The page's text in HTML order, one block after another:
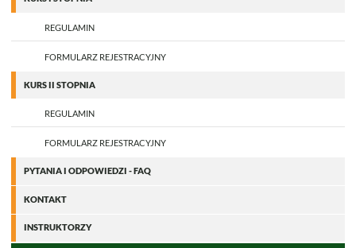
REGULAMIN
FORMULARZ REJESTRACYJNY
KURS II STOPNIA
REGULAMIN
FORMULARZ REJESTRACYJNY
PYTANIA I ODPOWIEDZI - FAQ
KONTAKT
INSTRUKTORZY